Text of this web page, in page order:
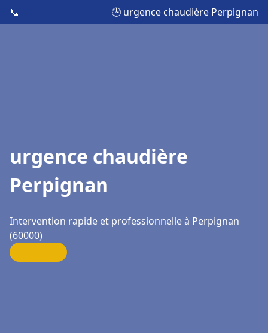
📞 🕒 urgence chaudière Perpignan
urgence chaudière
Perpignan
Intervention rapide et professionnelle à Perpignan
(60000)